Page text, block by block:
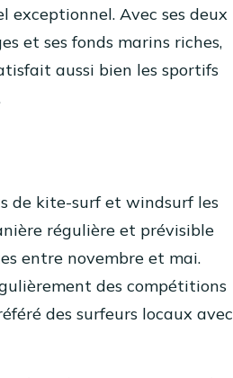
Avec ses deux
et ses fonds marins riches,
aussi bien les sportifs
de kite-surf et windsurf les
régulière et prévisible
entre novembre et mai.
des compétitions
des surfeurs locaux avec